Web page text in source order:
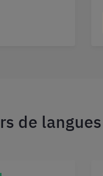
de langues